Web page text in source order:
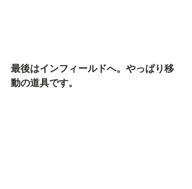
最後はインフィールドへ。やっぱり移
動の道具です。